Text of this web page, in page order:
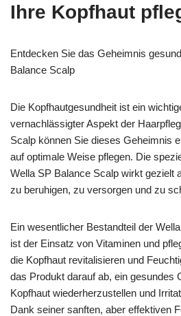
Ihre Kopfhaut
Entdecken Sie das Geheimnis
Balance Scalp
Die Kopfhautgesundheit ist ein
vernachlässigter Aspekt der
Scalp können Sie dieses Geheimnis
auf optimale Weise pflegen. Die
Wella SP Balance Scalp wirkt gezielt
zu beruhigen, zu versorgen und zu
Ein wesentlicher Bestandteil der
ist der Einsatz von Vitaminen und
die Kopfhaut revitalisieren und
das Produkt darauf ab, ein gesundes
Kopfhaut wiederherzustellen und
Dank seiner sanften, aber effektiven